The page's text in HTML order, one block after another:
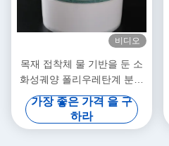
비디오
목재 접착체 물 기반을 둔 소
화성궤양 폴리우레탄계 분산
PVC 얇은막 3D 플라스틱 성
형
가장 좋은 가격 을 구
하라